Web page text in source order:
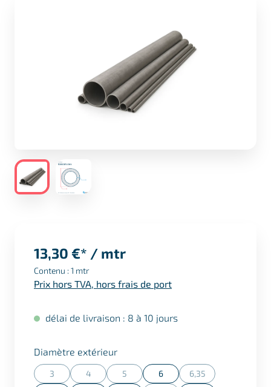
13,30 €* / mtr
Contenu : 1 mtr
Prix hors TVA, hors frais de port
délai de livraison : 8 à 10 jours
Diamètre extérieurSélectionner
3
(Cette action n'est actuellement pas disponible.)
4
(Cette action n'est actuellement pas disponible.)
5
(Cette action n'est actuellement pas
6 6,35
(Cette action n'est